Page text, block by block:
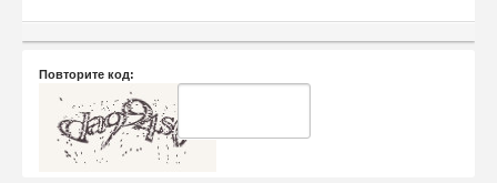
Повторите код: